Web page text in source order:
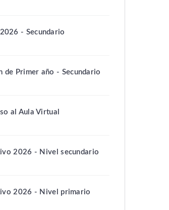
- Secundario
de Primer año - Secundario
al Aula Virtual
2026 - Nivel secundario
2026 - Nivel primario